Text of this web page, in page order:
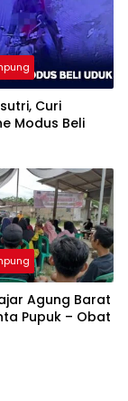
Curi
Modus Beli
Agung Barat
Pupuk – Obat